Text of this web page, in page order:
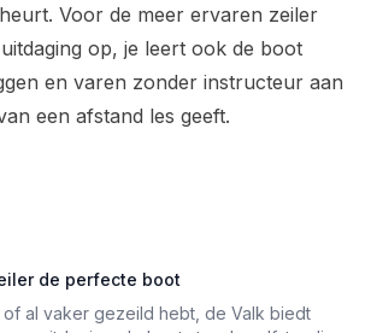
Voor de meer ervaren zeiler
op, je leert ook de boot
en varen zonder instructeur aan
een afstand les geeft.
de perfecte boot
al vaker gezeild hebt, de Valk biedt